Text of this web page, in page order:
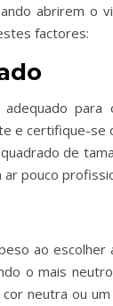
abrirem o
factores:
e certifique-se
de
pouco
ao escolher
o mais
neutra ou